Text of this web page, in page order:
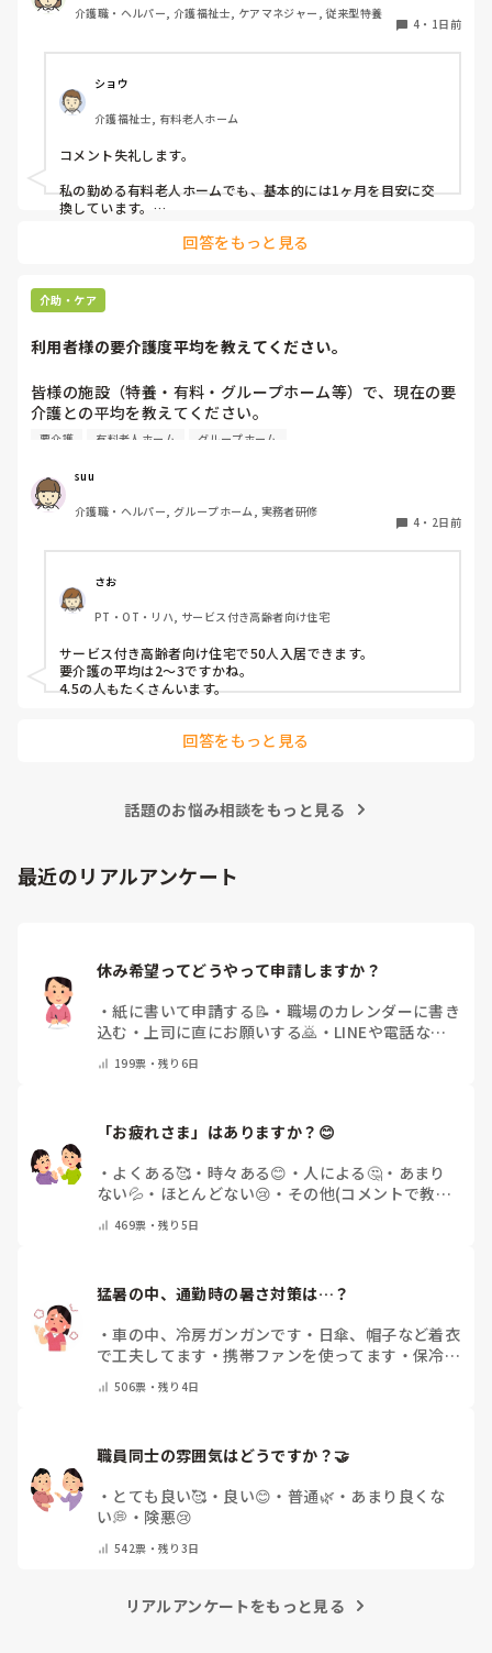
介護職・ヘルパー, 介護福祉士, ケアマネジャー, 従来型特養
4 ・ 1日前
ショウ
介護福祉士, 有料老人ホーム
コメント失礼します。
私の勤める有料老人ホームでも、基本的には1ヶ月を目安に交
換しています。
関してはご本人のペースにお任せしています。
ゃるため、状態を見つつ交換間隔を少し長めにするなど、個別
の事情に合わせて柔軟に対応しています。
他の施設での対応も気になりますね。参考になれば幸いです。
回答をもっと見る
介助・ケア
利用者様の要介護度平均を教えてください。
皆様の施設（特養・有料・グループホーム等）で、現在の要
介護との平均を教えてください。
要介護 有料老人ホーム グループホーム
suu
介護職・ヘルパー, グループホーム, 実務者研修
4 ・ 2日前
さお
PT・OT・リハ, サービス付き高齢者向け住宅
サービス付き高齢者向け住宅で50人入居できます。
要介護の平均は2〜3ですかね。
4.5の人もたくさんいます。
回答をもっと見る
話題のお悩み相談をもっと見る
最近のリアルアンケート
休み希望ってどうやって申請しますか？
・紙に書いて申請する📝 ・ 職場のカレンダーに書き
込む ・ 上司に直にお願いする🙇 ・ LINEや電話など
199票・残り6日
「お疲れさま」はありますか？😊
・ よくある🥰 ・ 時々ある😊 ・ 人による🤔 ・ あまり
ない💦 ・ ほとんどない😢 ・ その他(コメントで教え
469票・残り5日
猛暑の中、通勤時の暑さ対策は…？
・車の中、冷房ガンガンです ・ 日傘、帽子など着衣
で工夫してます ・携帯ファンを使ってます ・ 保冷剤
ん ・その他（コメントで教えて下さい）
506票・残り4日
職員同士の雰囲気はどうですか？🤝
・ とても良い🥰 ・ 良い😊 ・ 普通🌿 ・ あまり良くな
い💭 ・ 険悪😢
542票・残り3日
リアルアンケートをもっと見る